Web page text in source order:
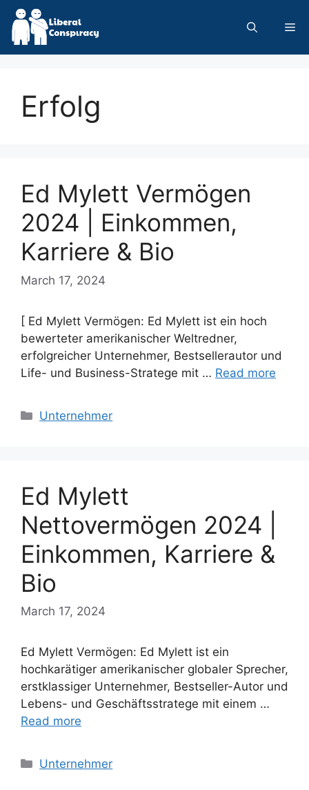
Skip
content
Erfolg
Ed Mylett Vermögen
2024 | Einkommen,
Karriere & Bio
March 17, 2024
[ Ed Mylett Vermögen: Ed Mylett ist ein hoch
bewerteter amerikanischer Weltredner,
erfolgreicher Unternehmer, Bestsellerautor und
Life- und Business-Stratege mit … Read more
Categories
Unternehmer
Ed Mylett
Nettovermögen 2024 |
Einkommen, Karriere &
Bio
March 17, 2024
Ed Mylett Vermögen: Ed Mylett ist ein
hochkarätiger amerikanischer globaler Sprecher,
erstklassiger Unternehmer, Bestseller-Autor und
Lebens- und Geschäftsstratege mit einem …
Read more
Categories
Unternehmer